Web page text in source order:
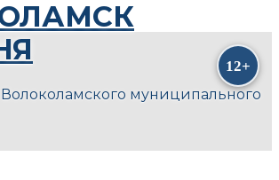
муниципального